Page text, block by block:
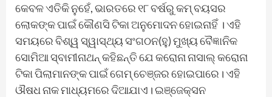
କେବଳ ଏତିକି ନୁହେଁ, ଭାରତରେ ୧୮ ବର୍ଷରୁ କମ୍ ବୟସର
ଲୋକଙ୍କ ପାଇଁ କୌଣସି ଟିକା ଅନୁମୋଦନ ହୋଇନାହିଁ । ଏହି
ସମୟରେ ବିଶ୍ୱ ସ୍ୱାସ୍ଥ୍ୟ ସଂଗଠନ(ହୁ) ମୁଖ୍ୟ ବୈଜ୍ଞାନିକ
ସୋମିଆ ସ୍ବାମୀନାଥନ୍ କହିଛନ୍ତି ଯେ କରୋନା ନାସାଲ୍ କରୋନା
ଟିକା ପିଲାମାନଙ୍କ ପାଇଁ ଗେମ୍ ଚେଞ୍ଜର ହୋଇପାରେ। ଏହି
ଔଷଧ ନାକ ମାଧ୍ୟମରେ ଦିଆଯାଏ। ଇଞ୍ଜେକ୍ସନ